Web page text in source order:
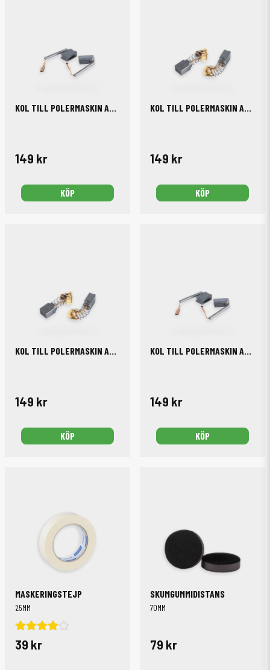
KOL TILL POLERMASKIN AC/DA12-75 2-PACK
149 kr
KÖP
KOL TILL POLERMASKIN AC/DA15-125 2-PACK
149 kr
KÖP
KOL TILL POLERMASKIN AC/DA9-125 2-PACK
149 kr
KÖP
KOL TILL POLERMASKIN AC/RO-1200 2-PACK
149 kr
KÖP
MASKERINGSTEJP
25MM
39 kr
SKUMGUMMIDISTANS
70MM
79 kr